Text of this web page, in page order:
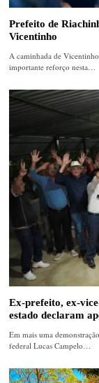
Prefeito de
Vicentinho
A caminhada de
importante reforço nesta…
Ex-prefeito, ex-
estado declaram
Em mais uma
federal Lucas Campelo…